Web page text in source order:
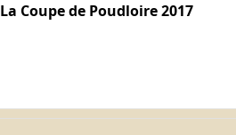
La Coupe de Poudloire 2017